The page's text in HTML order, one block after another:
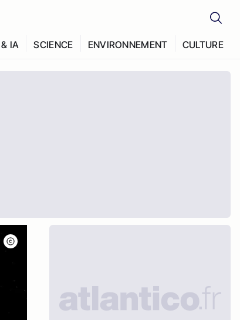
IA SCIENCE ENVIRONNEMENT CULTURE